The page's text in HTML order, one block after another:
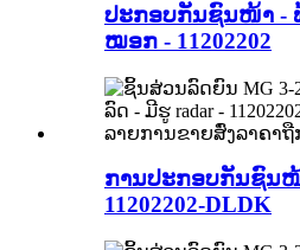
ປະກອບກັນຊົນໜ້າ -
ໝອກ - 11202202
ການປະກອບກັນຊົນໜ້
11202202-DLDK